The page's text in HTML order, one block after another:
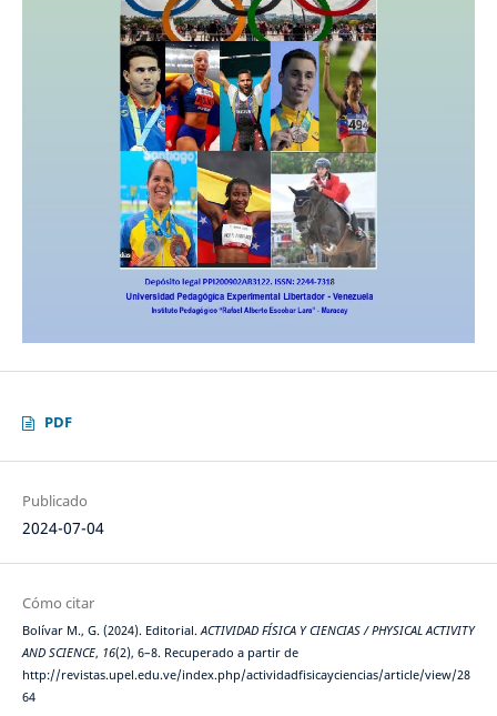
PDF
Publicado
2024-07-04
Cómo citar
Bolívar M., G. (2024). Editorial. ACTIVIDAD FÍSICA Y CIENCIAS / PHYSICAL ACTIVITY
AND SCIENCE, 16(2), 6–8. Recuperado a partir de
http://revistas.upel.edu.ve/index.php/actividadfisicayciencias/article/view/28
64